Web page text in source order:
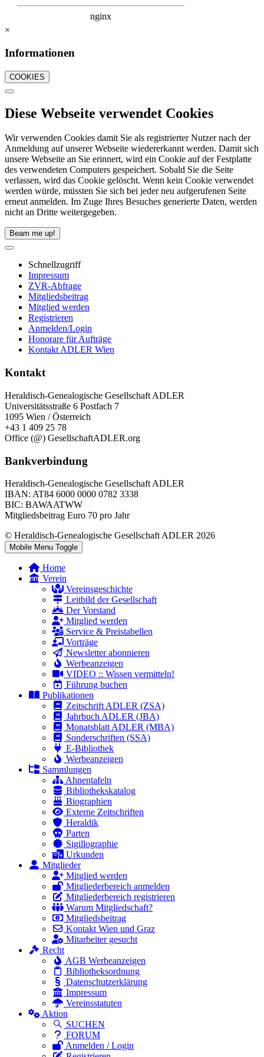
×
Informationen
COOKIES
Diese Webseite verwendet Cookies
Wir verwenden Cookies damit Sie als registrierter Nutzer nach der
Anmeldung auf unserer Webseite wiedererkannt werden. Damit sich
unsere Webseite an Sie erinnert, wird ein Cookie auf der Festplatte
des verwendeten Computers gespeichert. Sobald Sie die Seite
verlassen, wird das Cookie gelöscht. Wenn kein Cookie verwendet
werden würde, müssten Sie sich bei jeder neu aufgerufenen Seite
erneut anmelden. Im Zuge Ihres Besuches generierte Daten, werden
nicht an Dritte weitergegeben.
Beam me up!
Schnellzugriff
Impressum
ZVR-Abfrage
Mitgliedsbeitrag
Mitglied werden
Registrieren
Anmelden/Login
Honorare für Aufträge
Kontakt ADLER Wien
Kontakt
Heraldisch-Genealogische Gesellschaft ADLER
Universitätsstraße 6 Postfach 7
1095 Wien / Österreich
+43 1 409 25 78
Office (@) GesellschaftADLER.org
Bankverbindung
Heraldisch-Genealogische Gesellschaft ADLER
IBAN: AT84 6000 0000 0782 3338
BIC: BAWAATWW
Mitgliedsbeitrag Euro 70 pro Jahr
© Heraldisch-Genealogische Gesellschaft ADLER 2026
Mobile Menu Toggle
Home
Verein
Vereinsgeschichte
Leitbild der Gesellschaft
Der Vorstand
Mitglied werden
Service & Preistabellen
Vorträge
Newsletter abonnieren
Werbeanzeigen
VIDEO :: Wissen vermitteln!
Führung buchen
Publikationen
Zeitschrift ADLER (ZSA)
Jahrbuch ADLER (JBA)
Monatsblatt ADLER (MBA)
Sonderschriften (SSA)
E-Bibliothek
Werbeanzeigen
Sammlungen
Ahnentafeln
Bibliothekskatalog
Biographien
Externe Zeitschriften
Heraldik
Parten
Sigillographie
Urkunden
Mitglieder
Mitglied werden
Mitgliederbereich anmelden
Mitgliederbereich registrieren
Warum Mitgliedschaft?
Mitgliedsbeitrag
Kontakt Wien und Graz
Mitarbeiter gesucht
Recht
AGB Werbeanzeigen
Bibliotheksordnung
Datenschutzerklärung
Impressum
Vereinsstatuten
Aktion
SUCHEN
FORUM
Anmelden / Login